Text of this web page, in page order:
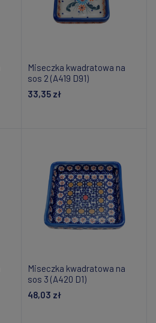
Miseczka kwadratowa na
sos 2 (A419 D91)
33,35 zł
Miseczka kwadratowa na
sos 3 (A420 D1)
48,03 zł